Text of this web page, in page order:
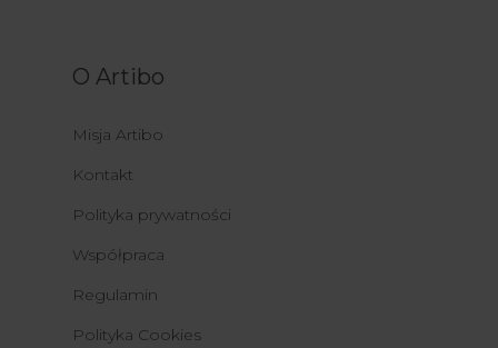
O Artibo
Misja Artibo
Kontakt
Polityka prywatności
Współpraca
Regulamin
Polityka Cookies